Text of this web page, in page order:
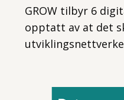
GROW tilbyr 6
opptatt av at det